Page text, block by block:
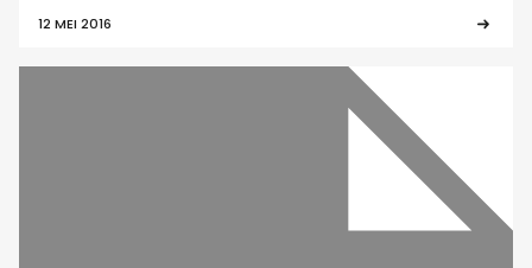
12 MEI 2016